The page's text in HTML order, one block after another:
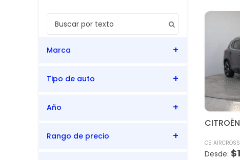
Marca
Citroën
Tipo de auto
SUV
Año
2022
Rango de precio
CITROËN
C5
$